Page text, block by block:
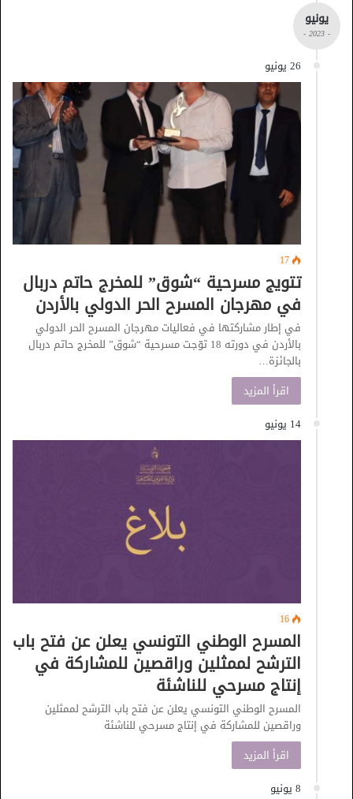
يونيو
- 2023 -
26 يونيو
17
تتويج مسرحية “شوق” للمخرج حاتم دربال
في مهرجان المسرح الحر الدولي بالأردن
في إطار مشاركتها في فعاليات مهرجان المسرح الحر الدولي
بالأردن في دورته 18 توّجت مسرحية “شوق” للمخرج حاتم دربال
بالجائزة…
اقرأ المزيد
14 يونيو
16
المسرح الوطني التونسي يعلن عن فتح باب
الترشح لممثلين وراقصين للمشاركة في
إنتاج مسرحي للناشئة
المسرح الوطني التونسي يعلن عن فتح باب الترشح لممثلين
وراقصين للمشاركة في إنتاج مسرحي للناشئة
اقرأ المزيد
8 يونيو